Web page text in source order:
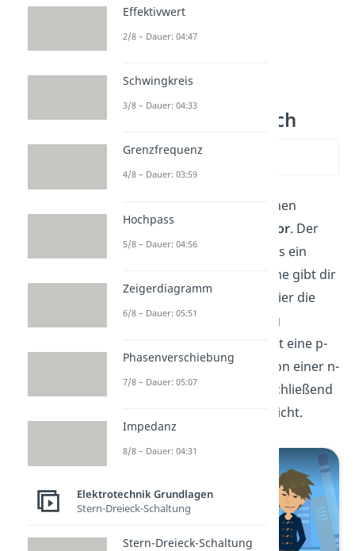
NPN PNP Vergleich
zum Video springen
Der NPN Transistor hat einen
Partner, den
PNP Transistor. Der
PNP Transistor ist ebenfalls ein
Bipolartransistor. Der Name gibt dir
schon den Hinweis, dass hier die
Reihenfolge der Dotierung
unterschiedlich ist: Du hast eine p-
dotierte Schicht, gefolgt von einer n-
dotierten Schicht und anschließend
wieder eine p-dotierte Schicht.
Effektivwert
2/8 – Dauer: 04:47
Schwingkreis
3/8 – Dauer: 04:33
Grenzfrequenz
4/8 – Dauer: 03:59
Hochpass
5/8 – Dauer: 04:56
Zeigerdiagramm
6/8 – Dauer: 05:51
Phasenverschiebung
7/8 – Dauer: 05:07
Impedanz
8/8 – Dauer: 04:31
Elektrotechnik Grundlagen
Stern-Dreieck-Schaltung
Stern-Dreieck-Schaltung